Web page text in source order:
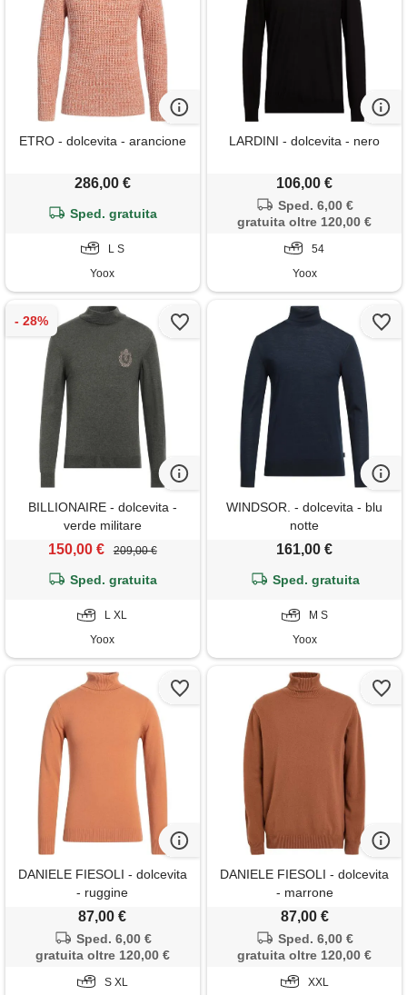
ETRO - dolcevita - arancione
286,00 €
Sped. gratuita
L S
Yoox
LARDINI - dolcevita - nero
106,00 €
Sped. 6,00 €
gratuita oltre 120,00 €
54
Yoox
BILLIONAIRE - dolcevita -
verde militare
150,00 € 209,00 €
Sped. gratuita
L XL
Yoox
WINDSOR. - dolcevita - blu
notte
161,00 €
Sped. gratuita
M S
Yoox
DANIELE FIESOLI - dolcevita
- ruggine
87,00 €
Sped. 6,00 €
gratuita oltre 120,00 €
S XL
DANIELE FIESOLI - dolcevita
- marrone
87,00 €
Sped. 6,00 €
gratuita oltre 120,00 €
XXL